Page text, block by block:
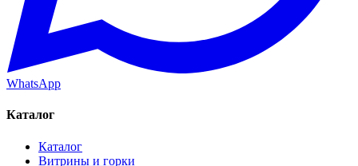
WhatsApp
Каталог
Каталог
Витрины и горки